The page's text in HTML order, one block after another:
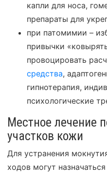
капли для носа,
препараты для
при патомимии –
привычки
провоцировать
средства,
гипнотерапия,
психологические
Местное лечение
участков кожи
Для устранения
ходов могут